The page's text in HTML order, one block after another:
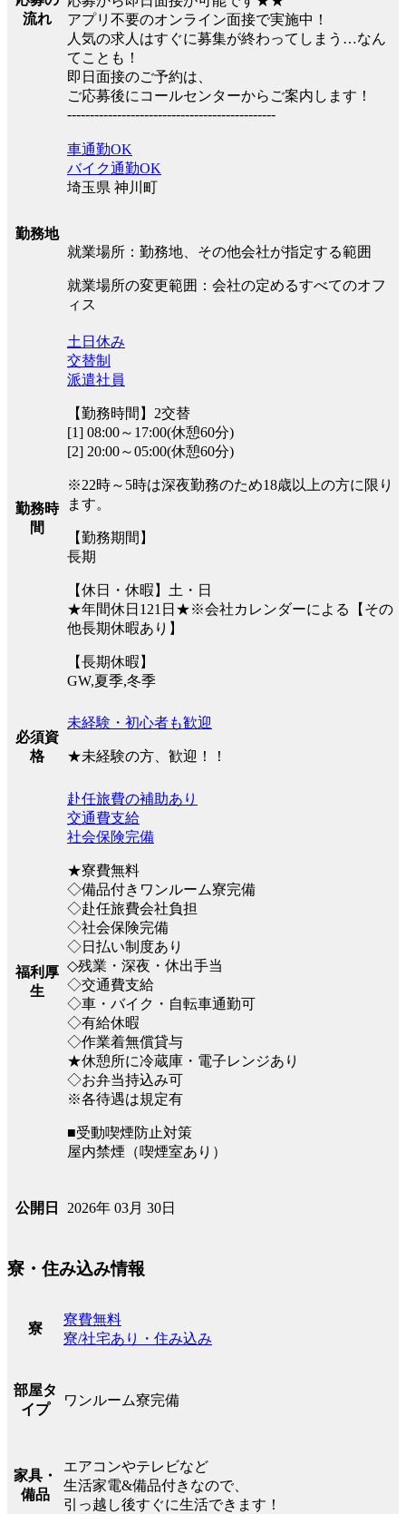
流れ
アプリ不要のオンライン面接で実施中！
人気の求人はすぐに募集が終わってしまう…なん
てことも！
即日面接のご予約は、
ご応募後にコールセンターからご案内します！
----------------------------------------------
勤務地
車通勤OK
バイク通勤OK
埼玉県 神川町
就業場所：勤務地、その他会社が指定する範囲
就業場所の変更範囲：会社の定めるすべてのオフ
ィス
勤務時
間
土日休み
交替制
派遣社員
【勤務時間】2交替
[1] 08:00～17:00(休憩60分)
[2] 20:00～05:00(休憩60分)
※22時～5時は深夜勤務のため18歳以上の方に限り
ます。
【勤務期間】
長期
【休日・休暇】土・日
★年間休日121日★※会社カレンダーによる【その
他長期休暇あり】
【長期休暇】
GW,夏季,冬季
必須資
格
未経験・初心者も歓迎
★未経験の方、歓迎！！
福利厚
生
赴任旅費の補助あり
交通費支給
社会保険完備
★寮費無料
◇備品付きワンルーム寮完備
◇赴任旅費会社負担
◇社会保険完備
◇日払い制度あり
◇残業・深夜・休出手当
◇交通費支給
◇車・バイク・自転車通勤可
◇有給休暇
◇作業着無償貸与
★休憩所に冷蔵庫・電子レンジあり
◇お弁当持込み可
※各待遇は規定有
■受動喫煙防止対策
屋内禁煙（喫煙室あり）
公開日 2026年 03月 30日
寮・住み込み情報
寮
寮費無料
寮/社宅あり・住み込み
部屋タ
イプ
ワンルーム寮完備
家具・
備品
エアコンやテレビなど
生活家電&備品付きなので、
引っ越し後すぐに生活できます！